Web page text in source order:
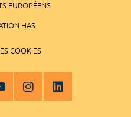
EUROPÉENS
HAS
COOKIES